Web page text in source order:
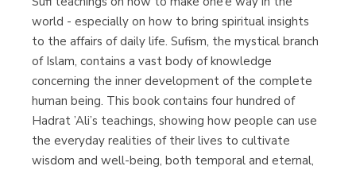
(Madrid)
Librería Proteo
(Málaga)
world - especially on how to bring spiritual insights
to the affairs of daily life. Sufism, the mystical branch
of Islam, contains a vast body of knowledge
concerning the inner development of the complete
human being. This book contains four hundred of
Hadrat ’Ali’s teachings, showing how people can use
the everyday realities of their lives to cultivate
wisdom and well-being, both temporal and eternal,